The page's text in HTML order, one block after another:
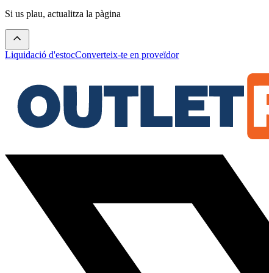
Si us plau, actualitza la pàgina
Liquidació d'estocConverteix-te en proveïdor